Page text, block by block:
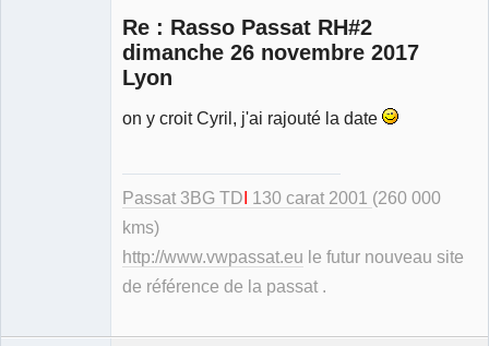
Re : Rasso Passat RH#2
dimanche 26 novembre 2017
Lyon
on y croit Cyril, j'ai rajouté la date
Passat 3BG TD 130 carat 2001 (260 000
kms)
http://www.vwpassat.eu le futur nouveau site
de référence de la passat .